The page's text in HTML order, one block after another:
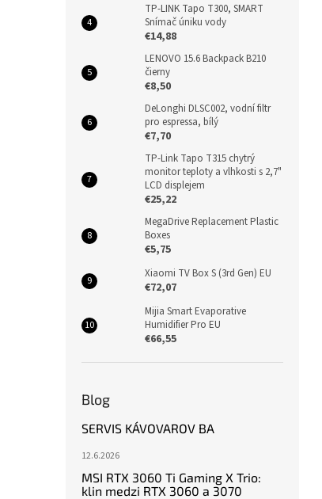
TP-LINK Tapo T300, SMART
Snímač úniku vody
€14,88
LENOVO 15.6 Backpack B210
čierny
€8,50
DeLonghi DLSC002, vodní filtr
pro espressa, bílý
€7,70
TP-Link Tapo T315 chytrý
monitor teploty a vlhkosti s 2,7"
LCD displejem
€25,22
MegaDrive Replacement Plastic
Boxes
€5,75
Xiaomi TV Box S (3rd Gen) EU
€72,07
Mijia Smart Evaporative
Humidifier Pro EU
€66,55
Blog
SERVIS KÁVOVAROV BA
12.6.2026
MSI RTX 3060 Ti Gaming X Trio:
klin medzi RTX 3060 a 3070